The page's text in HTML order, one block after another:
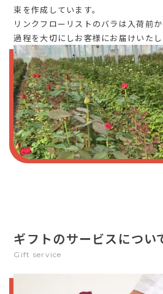
束を作成しています。
リンクフローリストのバラは入荷前
過程を大切にしお客様にお届けいたし
ギフトのサービスについ
Gift service